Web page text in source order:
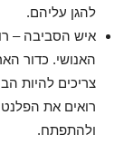
להגן עליהם.
איש הסביבה –
האנושי. כדור
צריכים להיות
רואים את
ולהתפתח.